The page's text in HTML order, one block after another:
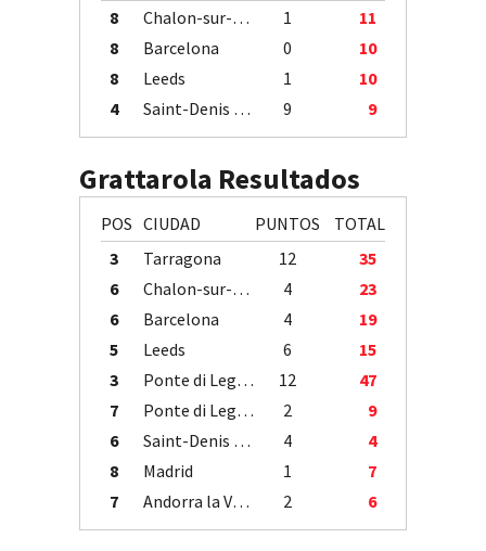
8
Chalon-sur-Saône 1
11
8
Barcelona 0
10
8
Leeds 1
10
4
Saint-Denis / Île de la Réunion 9 9
Grattarola Resultados
POS CIUDAD PUNTOS
TOTAL
3
Tarragona 12
35
6
Chalon-sur-Saône 4
23
6
Barcelona 4
19
5
Leeds 6
15
3
Ponte di Legno 12
47
7
Ponte di Legno 2
9
6
Saint-Denis / Île de la Réunion 4
4
8
Madrid 1
7
7
Andorra la Vella 2 6